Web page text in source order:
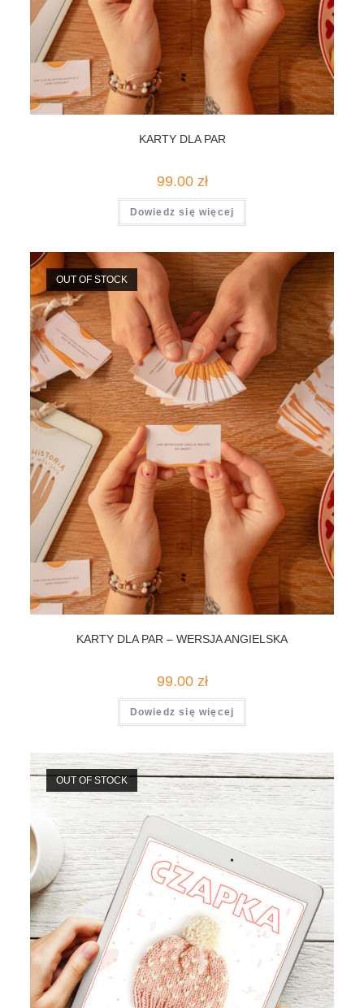
KARTY DLA PAR
99.00 zł
Dowiedz się więcej
OUT OF STOCK
KARTY DLA PAR – WERSJA ANGIELSKA
99.00 zł
Dowiedz się więcej
OUT OF STOCK